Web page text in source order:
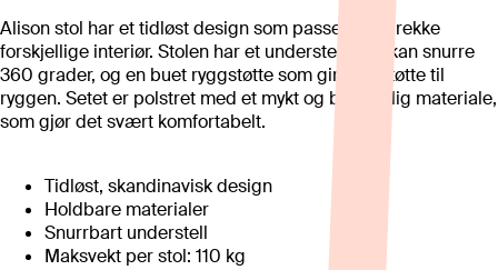
Alison stol har et tidløst design som passer til en rekke
forskjellige interiør. Stolen har et understell som kan snurre
360 grader, og en buet ryggstøtte som gir god støtte til
ryggen. Setet er polstret med et mykt og behagelig materiale,
som gjør det svært komfortabelt.
Tidløst, skandinavisk design
Holdbare materialer
Snurrbart understell
Maksvekt per stol: 110 kg